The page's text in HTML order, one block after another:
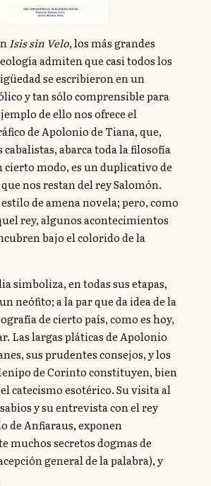
Isis sin Velo, los más grandes
admiten que casi todos los
se escribieron en un
y tan sólo comprensible para
de ello nos ofrece el
de Apolonio de Tiana, que,
cabalistas, abarca toda la filosofía
cierto modo, es un duplicativo de
nos restan del rey Salomón.
de amena novela; pero, como
rey, algunos acontecimientos
bajo el colorido de la
simboliza, en todas sus etapas,
neófito; a la par que da idea de la
de cierto país, como es hoy,
Las largas pláticas de Apolonio
sus prudentes consejos, y los
de Corinto constituyen, bien
catecismo esotérico. Su visita al
y su entrevista con el rey
de Anfiaraus, exponen
muchos secretos dogmas de
general de la palabra), y